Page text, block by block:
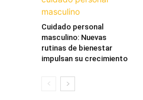
Cuidado personal
masculino: Nuevas
rutinas de bienestar
impulsan su crecimiento